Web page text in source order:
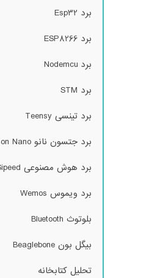
برد Esp32
برد ESP8266
برد Nodemcu
برد STM
برد تینسی Teensy
برد جتسون نانو Jetson Nano
برد هوش مصنوعی Sipeed
برد ویموس Wemos
بلوتوث Bluetooth
بیگل بون Beaglebone
تحلیل کتابخانه